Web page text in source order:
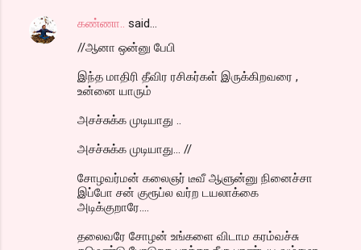
கண்ணா..
said…
//ஆனா ஒன்னு பேபி
இந்த மாதிரி தீவிர ரசிகர்கள் இருக்கிறவரை ,
உன்னை யாரும்
அசச்சுக்க முடியாது ..
அசச்சுக்க முடியாது... //
சோழவர்மன் கலைஞர் டீவீ ஆளுன்னு நினைச்சா
இப்போ சன் குரூப்ல வர்ற டயலாக்கை
அடிக்குறாரே....
தலைவரே சோழன் உங்களை விடாம கரம்வச்சு